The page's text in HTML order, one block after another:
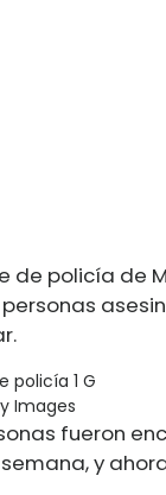
de policía de
Images
fueron
y